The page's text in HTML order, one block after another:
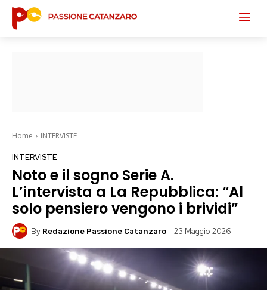
Home INTERVISTE
INTERVISTE
Noto e il sogno Serie A.
L’intervista a La Repubblica: “Al
solo pensiero vengono i brividi”
By Redazione Passione Catanzaro 23 Maggio 2026